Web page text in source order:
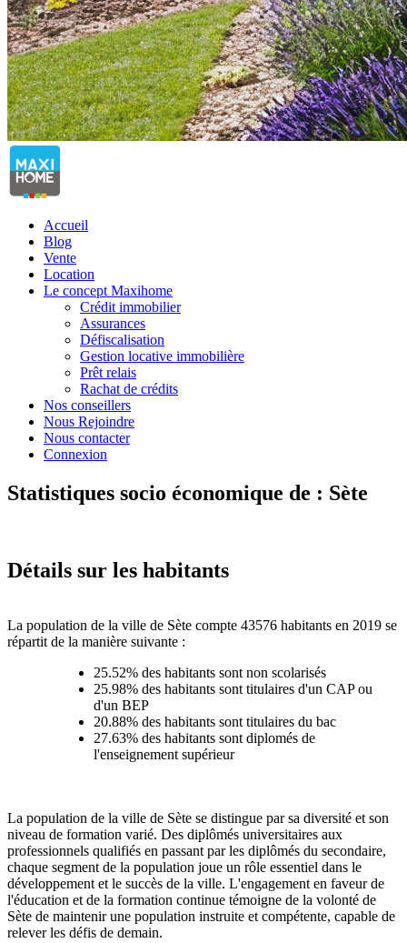
Accueil
Blog
Vente
Location
Le concept Maxihome
Crédit immobilier
Assurances
Défiscalisation
Gestion locative immobilière
Prêt relais
Rachat de crédits
Nos conseillers
Nous Rejoindre
Nous contacter
Connexion
Statistiques socio économique de : Sète
Détails sur les habitants
La population de la ville de Sète compte 43576 habitants en 2019 se
répartit de la manière suivante :
25.52% des habitants sont non scolarisés
25.98% des habitants sont titulaires d'un CAP ou
d'un BEP
20.88% des habitants sont titulaires du bac
27.63% des habitants sont diplomés de
l'enseignement supérieur
La population de la ville de Sète se distingue par sa diversité et son
niveau de formation varié. Des diplômés universitaires aux
professionnels qualifiés en passant par les diplômés du secondaire,
chaque segment de la population joue un rôle essentiel dans le
développement et le succès de la ville. L'engagement en faveur de
l'éducation et de la formation continue témoigne de la volonté de
Sète de maintenir une population instruite et compétente, capable de
relever les défis de demain.